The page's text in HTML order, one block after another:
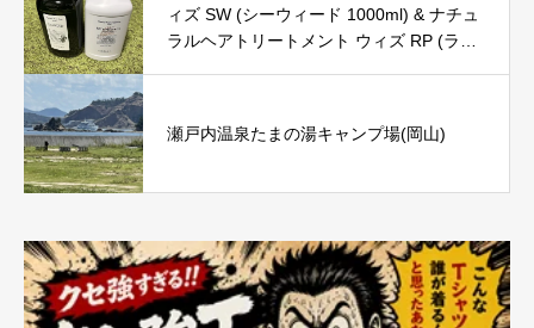
ィズ SW (シーウィード 1000ml) & ナチュ
ラルヘアトリートメント ウィズ RP (ライ
瀬戸内温泉たまの湯キャンプ場(岡山)